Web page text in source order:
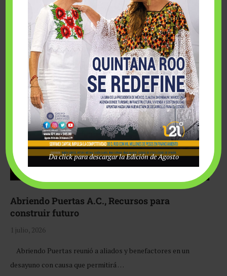
Fairmont Mayakoba y Make-A-Wish México unieron
esfuerzos para hacer realidad el deseo de una …
Abriendo Puertas A.C., Recursos para
construir futuro
1 julio, 2026
Abriendo Puertas reunió a aliados y benefactores en un
desayuno con causa que permitirá …
Da click para descargar la Edición de Agosto